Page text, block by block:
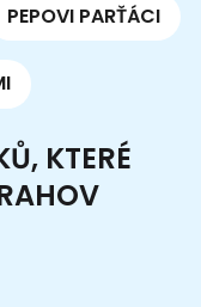
PEPOVI PARŤÁCI
KTERÉ